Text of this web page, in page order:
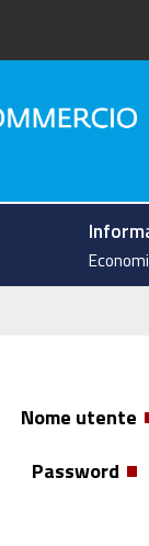
Nome utente
Password